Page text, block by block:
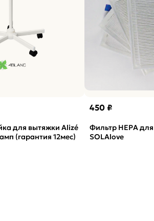
для вытяжки Alizé
(гарантия 12мес)
450 ₽
Фильтр HEPA
SOLAlove